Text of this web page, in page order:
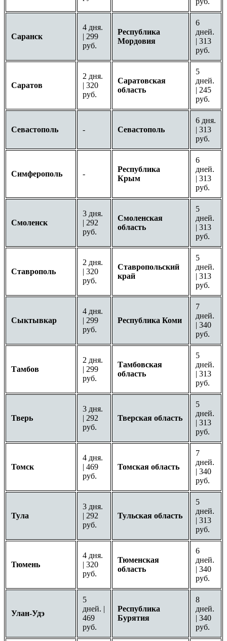
Саранск
4 дня.
| 299
руб.
Республика
Мордовия
6
дней.
| 313
руб.
Саратов
2 дня.
| 320
руб.
Саратовская
область
5
дней.
| 245
руб.
Севастополь - Севастополь
6 дня.
| 313
руб.
Симферополь -
Республика
Крым
6
дней.
| 313
руб.
Смоленск
3 дня.
| 292
руб.
Смоленская
область
5
дней.
| 313
руб.
Ставрополь
2 дня.
| 320
руб.
Ставропольский
край
5
дней.
| 313
руб.
Сыктывкар
4 дня.
| 299
руб.
Республика Коми
7
дней.
| 340
руб.
Тамбов
2 дня.
| 299
руб.
Тамбовская
область
5
дней.
| 313
руб.
Тверь
3 дня.
| 292
руб.
Тверская область
5
дней.
| 313
руб.
Томск
4 дня.
| 469
руб.
Томская область
7
дней.
| 340
руб.
Тула
3 дня.
| 292
руб.
Тульская область
5
дней.
| 313
руб.
Тюмень
4 дня.
| 320
руб.
Тюменская
область
6
дней.
| 340
руб.
Улан-Удэ
5
дней. |
469
руб.
Республика
Бурятия
8
дней.
| 340
руб.